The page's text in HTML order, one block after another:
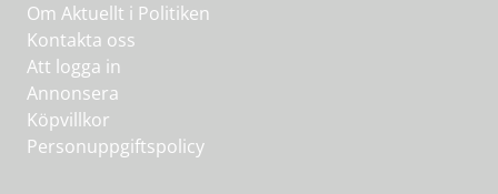
Om Aktuellt i Politiken
Kontakta oss
Att logga in
Annonsera
Köpvillkor
Personuppgiftspolicy